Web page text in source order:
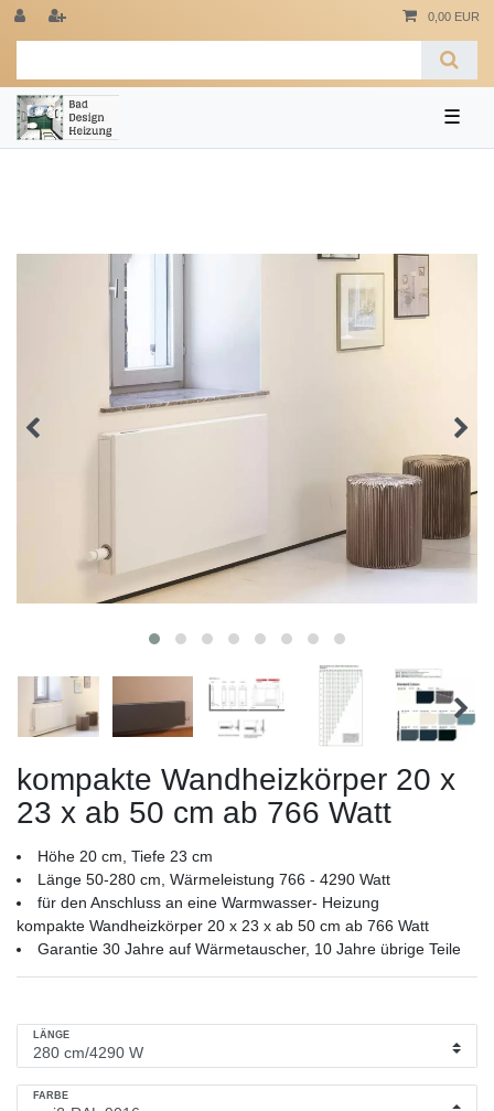
0,00 EUR
☰
kompakte Wandheizkörper 20 x
23 x ab 50 cm ab 766 Watt
Höhe 20 cm, Tiefe 23 cm
Länge 50-280 cm, Wärmeleistung 766 - 4290 Watt
für den Anschluss an eine Warmwasser- Heizung
kompakte Wandheizkörper 20 x 23 x ab 50 cm ab 766 Watt
Garantie 30 Jahre auf Wärmetauscher, 10 Jahre übrige Teile
LÄNGE
FARBE